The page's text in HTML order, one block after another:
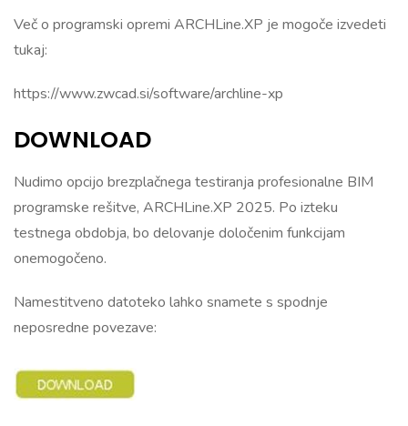
Več o programski opremi ARCHLine.XP je mogoče izvedeti
tukaj:
https://www.zwcad.si/software/archline-xp
DOWNLOAD
Nudimo opcijo brezplačnega testiranja profesionalne BIM
programske rešitve, ARCHLine.XP 2025. Po izteku
testnega obdobja, bo delovanje določenim funkcijam
onemogočeno.
Namestitveno datoteko lahko snamete s spodnje
neposredne povezave: